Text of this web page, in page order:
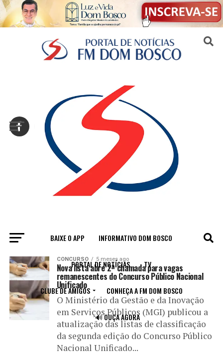
BAIXE O APP INFORMATIVO DOM BOSCO
PORTAL DE NOTÍCIAS TV
CLUBE DE AMIGOS CONHEÇA A FM DOM BOSCO
🔊 OUÇA AGORA
All posts tagged "vagas remanescentes"
CONCURSO 5 meses ago
Nova lista abre 2ª chamada para vagas
remanescentes do Concurso Público Nacional
Unificado
O Ministério da Gestão e da Inovação
em Serviços Públicos (MGI) publicou a
atualização das listas de classificação
da segunda edição do Concurso Público
Nacional Unificado...
Sair da versão mobile